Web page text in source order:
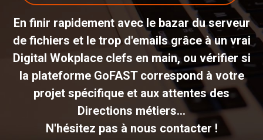
En finir rapidement avec le bazar du serveur
de fichiers et le trop d'emails grâce à un vrai
Digital Wokplace clefs en main, ou vérifier si
la plateforme GoFAST correspond à votre
projet spécifique et aux attentes des
Directions métiers...
N'hésitez pas à nous contacter !